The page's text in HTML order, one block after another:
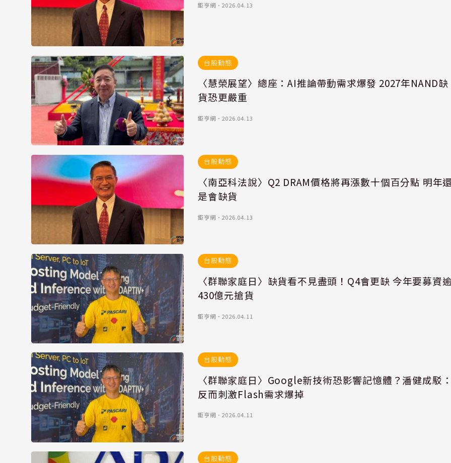
鉅亨網 ． 2026.04.13
台股動態
〈慧榮展望〉總座：AI推論帶動需求爆發 2027年NAND缺
貨恐更嚴重
鉅亨網 ． 2026.04.13
台股動態
〈南亞科法說〉Q2 DRAM價格將再漲數十個百分點 明年
是會缺貨
鉅亨網 ． 2026.04.13
台股動態
〈群聯家庭日〉缺貨看不見盡頭！Q4會更缺 今年要募資
430億元搶貨
鉅亨網 ． 2026.04.11
台股動態
〈群聯家庭日〉Google新技術恐影響記憶體？潘健成駁
反而刺激Flash需求爆掉
鉅亨網 ． 2026.04.11
台股動態